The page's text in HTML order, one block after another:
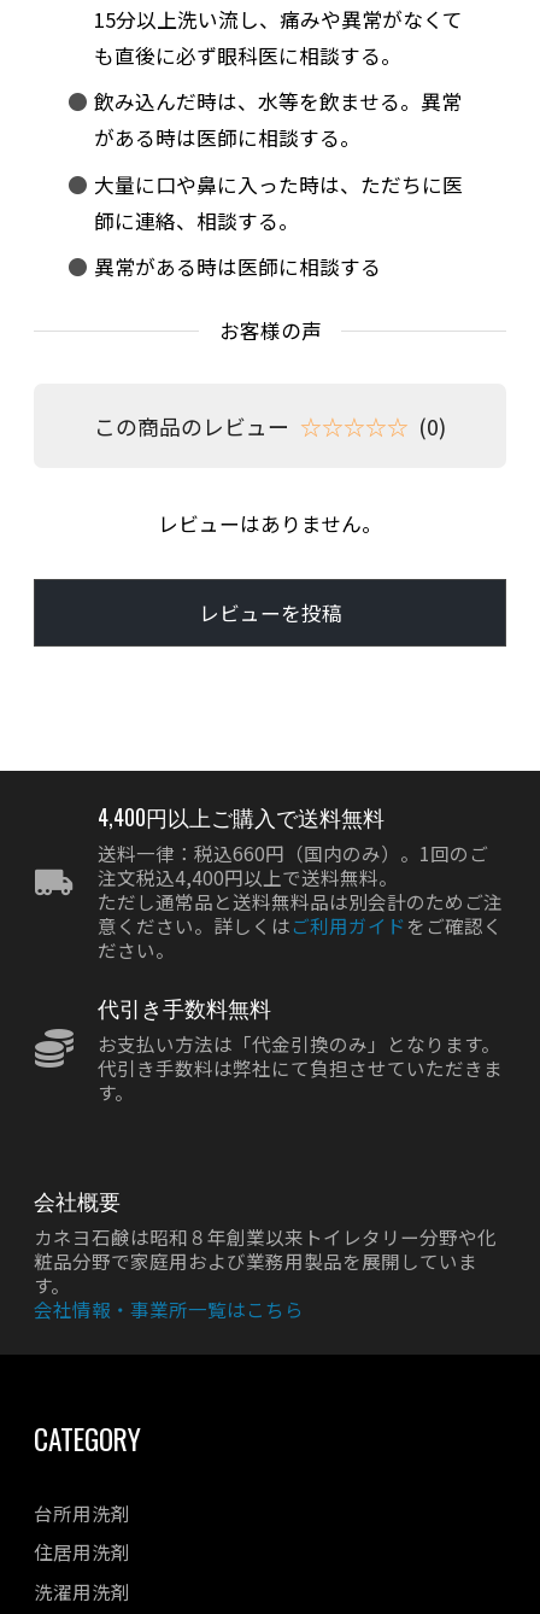
15分以上洗い流し、痛みや異常がなくて
も直後に必ず眼科医に相談する。
飲み込んだ時は、水等を飲ませる。異常
がある時は医師に相談する。
大量に口や鼻に入った時は、ただちに医
師に連絡、相談する。
異常がある時は医師に相談する
お客様の声
この商品のレビュー ☆☆☆☆☆ (0)
レビューはありません。
レビューを投稿
4,400円以上ご購入で送料無料
送料一律：税込660円（国内のみ）。1回のご
注文税込4,400円以上で送料無料。
ただし通常品と送料無料品は別会計のためご注
意ください。詳しくはご利用ガイド をご確認く
ださい。
代引き手数料無料
お支払い方法は「代金引換のみ」となります。
代引き手数料は弊社にて負担させていただきま
す。
会社概要
カネヨ石鹸は昭和８年創業以来トイレタリー分野や化
粧品分野で家庭用および業務用製品を展開していま
す。
会社情報・事業所一覧はこちら
CATEGORY
台所用洗剤
住居用洗剤
洗濯用洗剤